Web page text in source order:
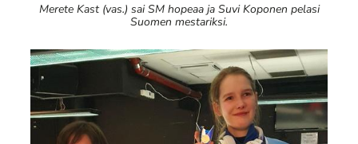
Merete Kast (vas.) sai SM hopeaa ja Suvi Koponen pelasi
Suomen mestariksi.